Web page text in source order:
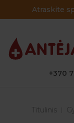
Atraskite
+370
Titulinis